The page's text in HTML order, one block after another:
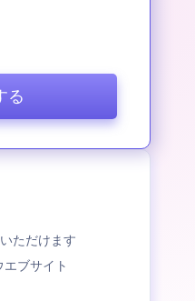
る
ただけます
ブサイト